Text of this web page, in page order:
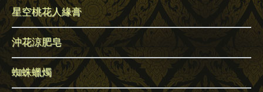
星空桃花人緣膏
沖花涼肥皂
蜘蛛蠟燭